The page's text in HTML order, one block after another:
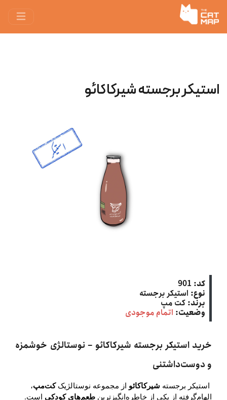
استیکر برجسته شیرکاکائو
کد: 901
نوع: استیکر برجسته
برند: کت‌ مپ
وضعیت: اتمام موجودی
خرید استیکر برجسته شیرکاکائو – نوستالژی خوشمزه
و دوست‌داشتنی
استیکر برجسته شیرکاکائو از مجموعه نوستالژیک کت‌مپ،
الهام‌گرفته از یکی از خاطره‌انگیزترین طعم‌های کودکی است.